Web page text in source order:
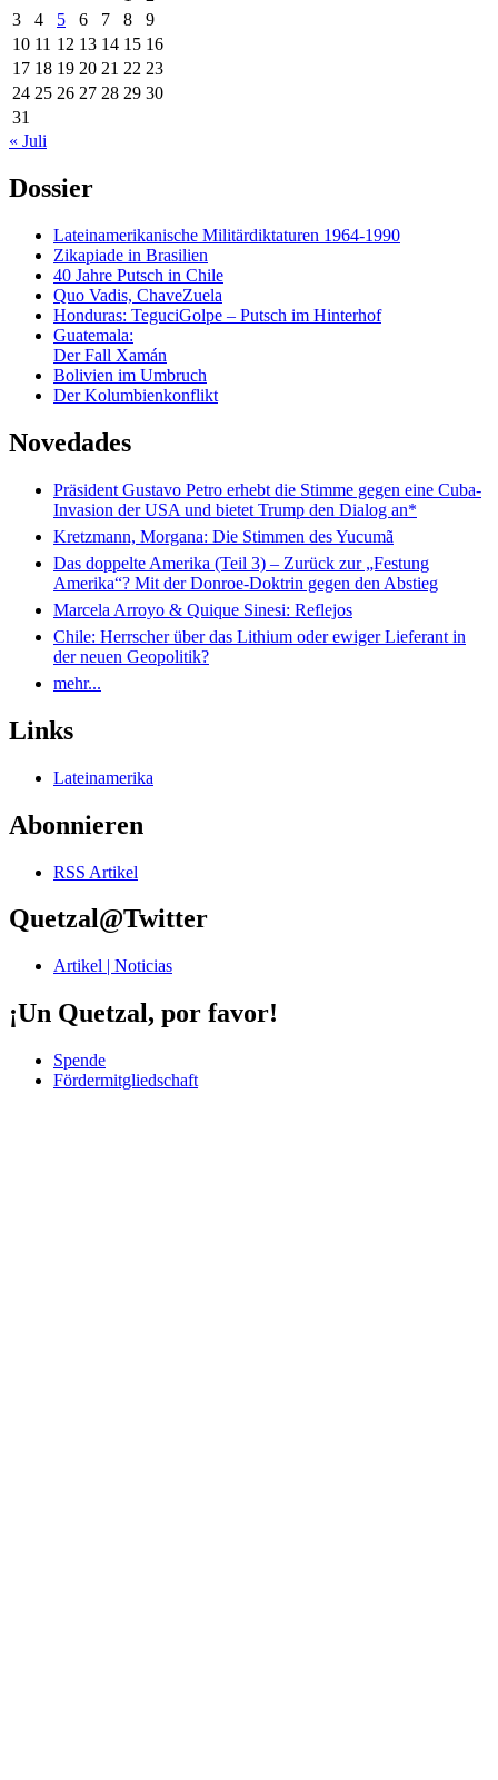
3
4 5 6 7 8
9
10 11 12 13 14 15 16
17 18 19 20 21 22 23
24 25 26 27 28 29 30
31
« Juli
Dossier
Lateinamerikanische Militärdiktaturen 1964-1990
Zikapiade in Brasilien
40 Jahre Putsch in Chile
Quo Vadis, ChaveZuela
Honduras: TeguciGolpe – Putsch im Hinterhof
Guatemala:
Der Fall Xamán
Bolivien im Umbruch
Der Kolumbienkonflikt
Novedades
Präsident Gustavo Petro erhebt die Stimme gegen eine Cuba-
Invasion der USA und bietet Trump den Dialog an*
Kretzmann, Morgana: Die Stimmen des Yucumã
Das doppelte Amerika (Teil 3) – Zurück zur „Festung
Amerika“? Mit der Donroe-Doktrin gegen den Abstieg
Marcela Arroyo & Quique Sinesi: Reflejos
Chile: Herrscher über das Lithium oder ewiger Lieferant in
der neuen Geopolitik?
mehr...
Links
Lateinamerika
Abonnieren
RSS Artikel
Quetzal@Twitter
Artikel | Noticias
¡Un Quetzal, por favor!
Spende
Fördermitgliedschaft